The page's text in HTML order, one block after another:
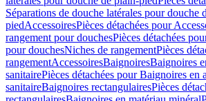
Séparations de douche latérales pour douche
piedAccessoiresPièces détachées pour
rangement pour douchesPièces détachées
pour douchesNiches de rangementPièces
rangementAccessoiresBaignoiresBaignoires
sanitairePièces détachées pour Baignoires en
sanitaireBaignoires rectangulairesPièces